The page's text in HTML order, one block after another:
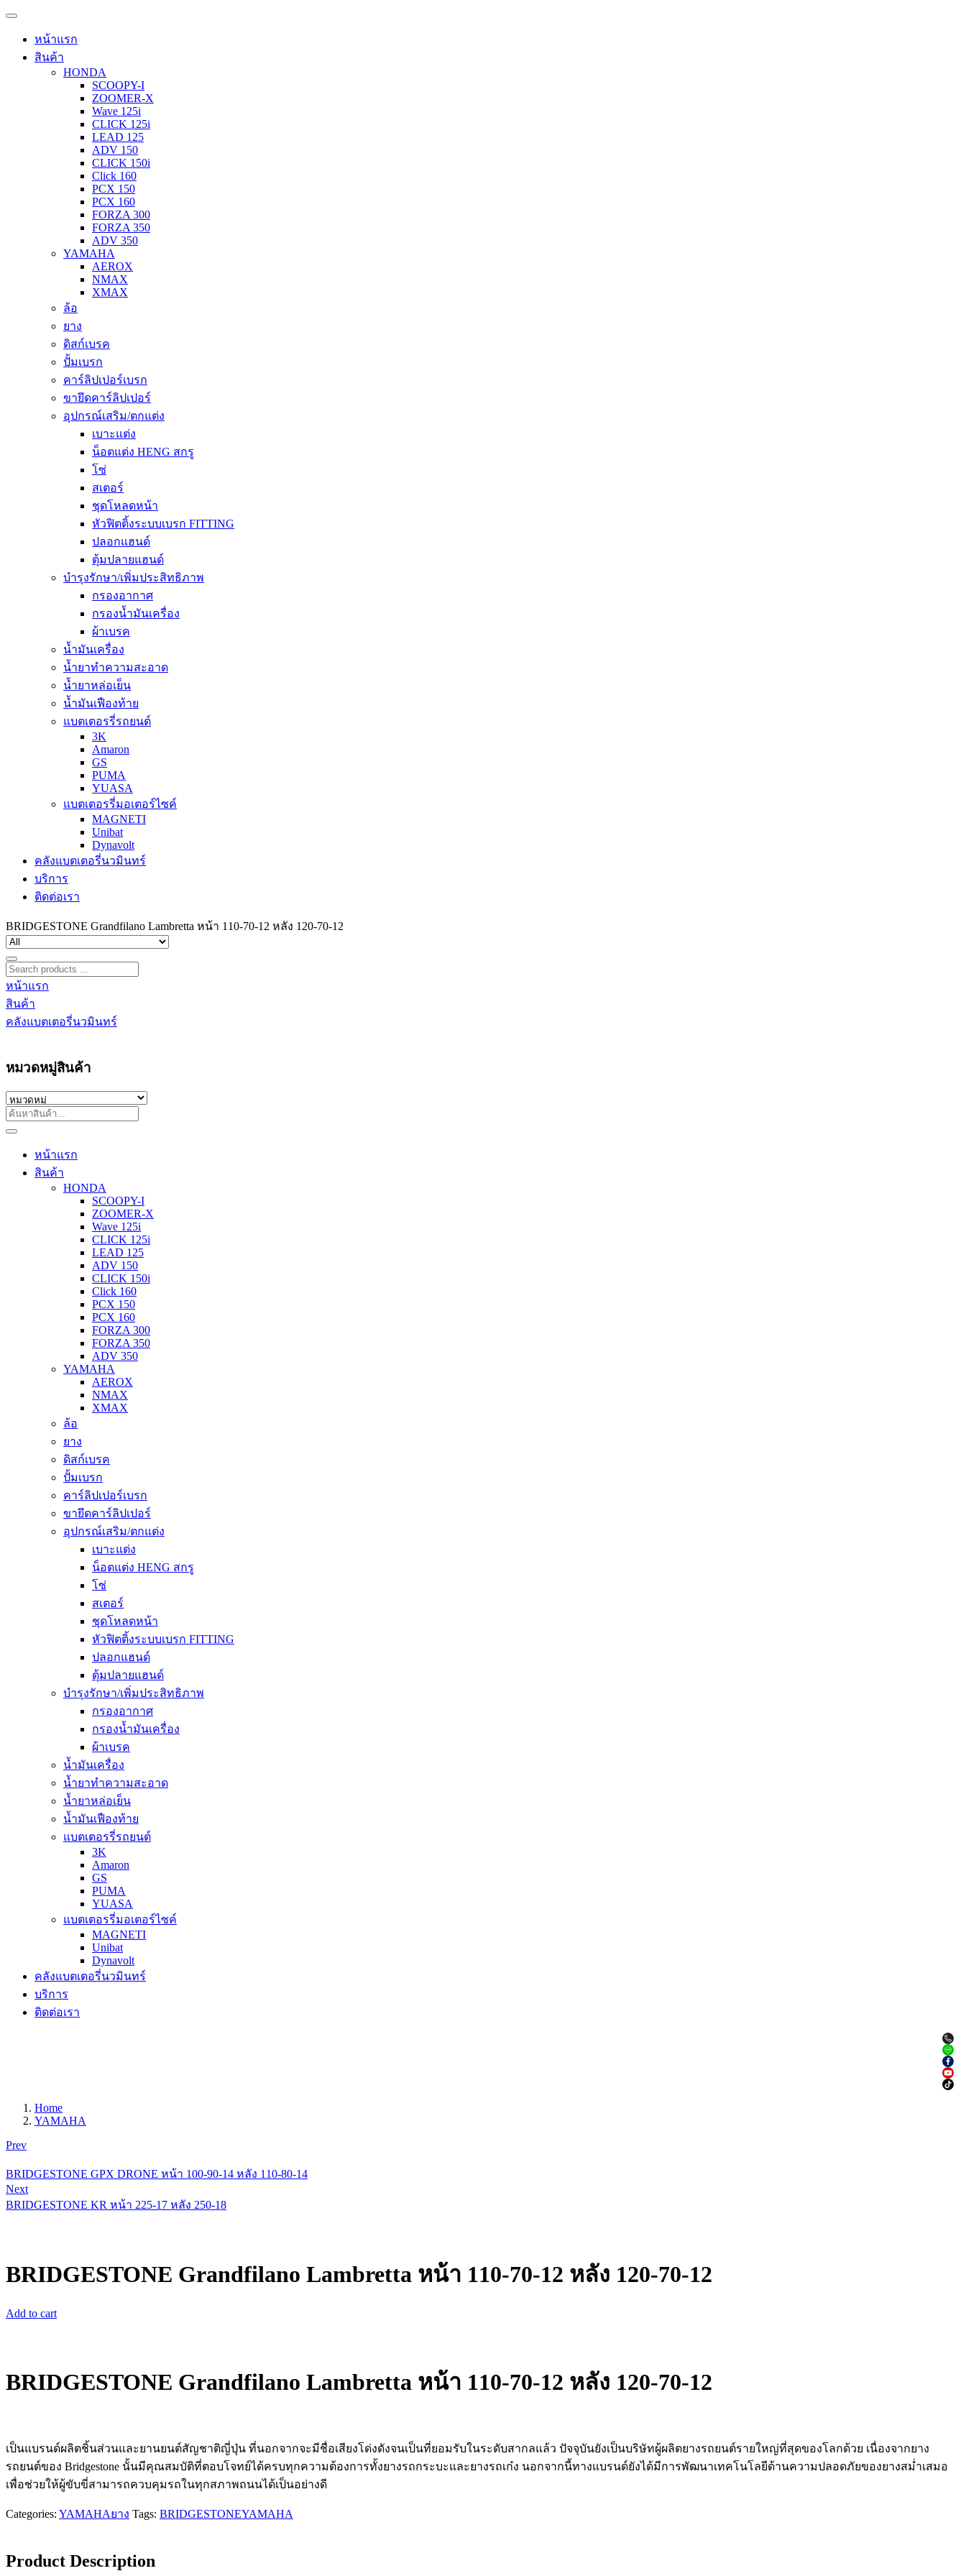
หน้าแรก
สินค้า
HONDA
SCOOPY-I
ZOOMER-X
Wave 125i
CLICK 125i
LEAD 125
ADV 150
CLICK 150i
Click 160
PCX 150
PCX 160
FORZA 300
FORZA 350
ADV 350
YAMAHA
AEROX
NMAX
XMAX
ล้อ
ยาง
ดิสก์เบรค
ปั้มเบรก
คาร์ลิปเปอร์เบรก
ขายึดคาร์ลิปเปอร์
อุปกรณ์เสริม/ตกแต่ง
เบาะแต่ง
น็อตแต่ง HENG สกรู
โซ่
สเตอร์
ชุดโหลดหน้า
หัวฟิตติ้งระบบเบรก FITTING
ปลอกแฮนด์
ตุ้มปลายแฮนด์
บำรุงรักษา/เพิ่มประสิทธิภาพ
กรองอากาศ
กรองน้ำมันเครื่อง
ผ้าเบรค
น้ำมันเครื่อง
น้ำยาทำความสะอาด
น้ำยาหล่อเย็น
น้ำมันเฟืองท้าย
แบตเตอรรี่รถยนต์
3K
Amaron
GS
PUMA
YUASA
แบตเตอรรี่มอเตอร์ไซค์
MAGNETI
Unibat
Dynavolt
คลังแบตเตอรี่นวมินทร์
บริการ
ติดต่อเรา
BRIDGESTONE Grandfilano Lambretta หน้า 110-70-12 หลัง 120-70-12
หน้าแรก
สินค้า
คลังแบตเตอรี่นวมินทร์
หมวดหมู่สินค้า
หน้าแรก
สินค้า
HONDA
SCOOPY-I
ZOOMER-X
Wave 125i
CLICK 125i
LEAD 125
ADV 150
CLICK 150i
Click 160
PCX 150
PCX 160
FORZA 300
FORZA 350
ADV 350
YAMAHA
AEROX
NMAX
XMAX
ล้อ
ยาง
ดิสก์เบรค
ปั้มเบรก
คาร์ลิปเปอร์เบรก
ขายึดคาร์ลิปเปอร์
อุปกรณ์เสริม/ตกแต่ง
เบาะแต่ง
น็อตแต่ง HENG สกรู
โซ่
สเตอร์
ชุดโหลดหน้า
หัวฟิตติ้งระบบเบรก FITTING
ปลอกแฮนด์
ตุ้มปลายแฮนด์
บำรุงรักษา/เพิ่มประสิทธิภาพ
กรองอากาศ
กรองน้ำมันเครื่อง
ผ้าเบรค
น้ำมันเครื่อง
น้ำยาทำความสะอาด
น้ำยาหล่อเย็น
น้ำมันเฟืองท้าย
แบตเตอรรี่รถยนต์
3K
Amaron
GS
PUMA
YUASA
แบตเตอรรี่มอเตอร์ไซค์
MAGNETI
Unibat
Dynavolt
คลังแบตเตอรี่นวมินทร์
บริการ
ติดต่อเรา
Home
YAMAHA
Prev
BRIDGESTONE GPX DRONE หน้า 100-90-14 หลัง 110-80-14
Next
BRIDGESTONE KR หน้า 225-17 หลัง 250-18
BRIDGESTONE Grandfilano Lambretta หน้า 110-70-12 หลัง 120-70-12
Add to cart
BRIDGESTONE Grandfilano Lambretta หน้า 110-70-12 หลัง 120-70-12
เป็นแบรนด์ผลิต​ชิ้นส่วนและยานยนต์​สัญชาติ​ญี่ปุ่น​ ที่นอกจากจะมีชื่อเสียงโด่งดังจนเป็นที่ยอมรับในระดับสากลแล้ว ปัจจุบันยังเป็นบริษัทผู้ผลิตยางรถยนต์รายใหญ่ที่สุดของโลกด้วย​ เนื่องจากยาง​
รถยนต์ของ Bridgestone​ นั้นมีคุณสมบัติที่ตอบโจทย์ได้ครบทุกความต้องการทั้ง​ยางรถกระบะและยางรถเก๋ง นอกจากนี้ทางแบรนด์ยังได้มีการพัฒนา​เทคโนโลยีด้านความปลอดภัยของยางสม่ำเสมอ
เพื่อช่วยให้ผู้ขับขี่สามารถ​ควบคุมรถในทุกสภาพถนนได้เป็น​อย่างดี​
Categories: YAMAHAยาง Tags: BRIDGESTONEYAMAHA
Product Description